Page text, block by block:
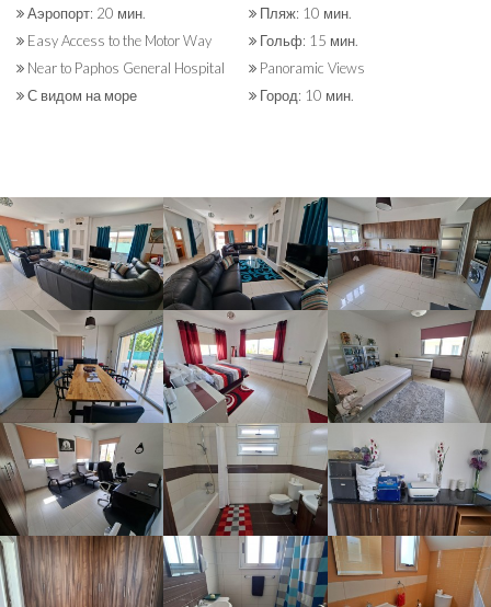
Аэропорт: 20 мин.
Пляж: 10 мин.
Easy Access to the Motor Way
Гольф: 15 мин.
Near to Paphos General Hospital
Panoramic Views
С видом на море
Город: 10 мин.